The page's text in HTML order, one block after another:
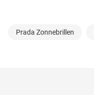
Prada Zonnebrillen